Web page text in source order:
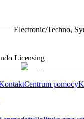
Electronic/Techno,
Licensing
Centrum pomocy